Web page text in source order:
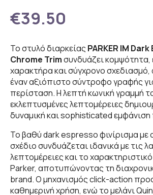
€39.50
Το στυλό διαρκείας PARKER IM
Chrome Trimσυνδυάζει κομψότητα,
χαρακτήρα και σύγχρονο
έναν αξιόπιστο σύντροφο γραφής
περίσταση. Η λεπτή κωνική γραμμή
εκλεπτυσμένες λεπτομέρειες
δυναμική και sophisticated εμφάνιση
Το βαθύ dark espresso φινίρισμα με
σχέδιο συνδυάζεται ιδανικά με τις
λεπτομέρειες και το
Parker, αποτυπώνοντας τη
brand. Ο μηχανισμός click-action
καθημερινή χρήση, ενώ το μελάνι